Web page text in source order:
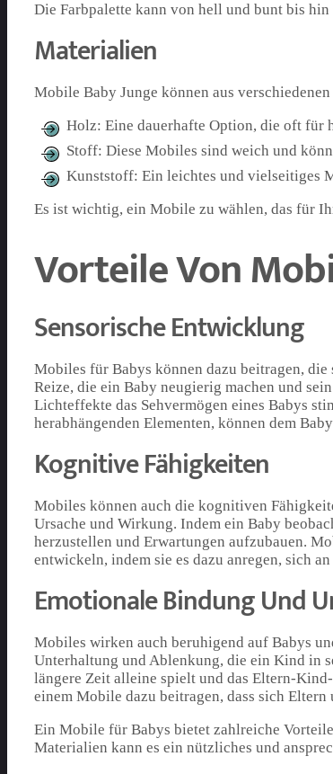
Die Farbpalette kann von hell und bunt bis
Materialien
Mobile Baby Junge können aus
Holz: Eine dauerhafte Option, die oft für
Stoff: Diese Mobiles sind weich und
Kunststoff: Ein leichtes und vielseitiges
Es ist wichtig, ein Mobile zu wählen, das für
Vorteile Von
Sensorische Entwicklung
Mobiles für Babys können dazu beitragen,
Reize, die ein Baby neugierig machen und
Lichteffekte das Sehvermögen eines Babys
herabhängenden Elementen, können dem
Kognitive Fähigkeiten
Mobiles können auch die kognitiven
Ursache und Wirkung. Indem ein Baby
herzustellen und Erwartungen aufzubauen.
entwickeln, indem sie es dazu anregen, sich
Emotionale Bindung Und
Mobiles wirken auch beruhigend auf Babys
Unterhaltung und Ablenkung, die ein Kind in
längere Zeit alleine spielt und das Eltern-
einem Mobile dazu beitragen, dass sich
Ein Mobile für Babys bietet zahlreiche
Materialien kann es ein nützliches und